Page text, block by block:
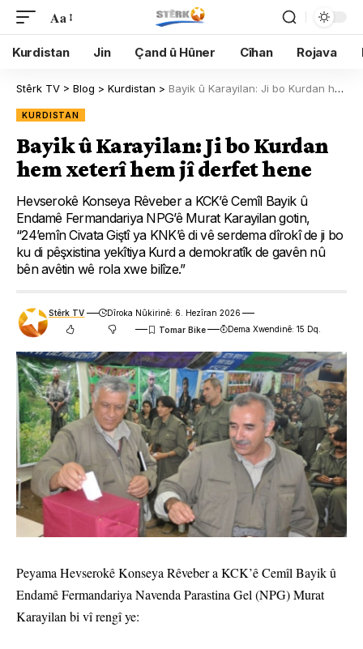
Aa
Kurdistan Jin Çand û Hûner Cîhan Rojava
Stêrk TV > Blog > Kurdistan > Bayik û Karayilan: Ji bo Kurdan hem xeterî hem jî derfet hene
KURDISTAN
Bayik û Karayilan: Ji bo Kurdan
hem xeterî hem jî derfet hene
Hevserokê Konseya Rêveber a KCK’ê Cemîl Bayik û
Endamê Fermandariya NPG’ê Murat Karayilan gotin,
“24’emîn Civata Giştî ya KNK’ê di vê serdema dîrokî de ji bo
ku di pêşxistina yekîtiya Kurd a demokratîk de gavên nû
bên avêtin wê rola xwe bilîze.”
Stêrk TV
Dîroka Nûkirinê: 6. Hezîran 2026
Dema Xwendinê: 15 Dq.
Peyama Hevserokê Konseya Rêveber a KCK’ê Cemîl Bayik û
Endamê Fermandariya Navenda Parastina Gel (NPG) Murat
Karayilan bi vî rengî ye: